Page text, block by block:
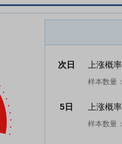
次日 上涨概
样本数量
5日 上涨概
样本数量